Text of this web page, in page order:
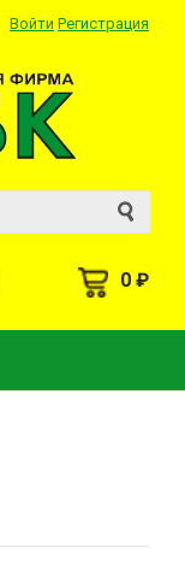
Войти Регистрация
0 ₽